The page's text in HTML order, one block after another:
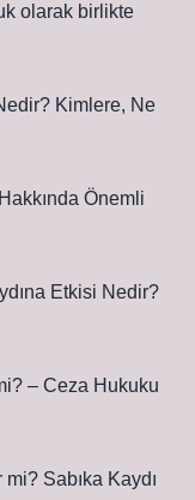
olarak birlikte
Kimlere, Ne
Önemli
Etkisi Nedir?
– Ceza Hukuku
Sabıka Kaydı